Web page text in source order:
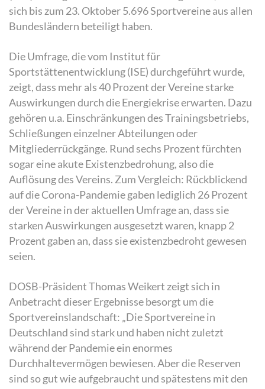
sich bis zum 23. Oktober 5.696 Sportvereine aus allen
Bundesländern beteiligt haben.
Die Umfrage, die vom Institut für
Sportstättenentwicklung (ISE) durchgeführt wurde,
zeigt, dass mehr als 40 Prozent der Vereine starke
Auswirkungen durch die Energiekrise erwarten. Dazu
gehören u.a. Einschränkungen des Trainingsbetriebs,
Schließungen einzelner Abteilungen oder
Mitgliederrückgänge. Rund sechs Prozent fürchten
sogar eine akute Existenzbedrohung, also die
Auflösung des Vereins. Zum Vergleich: Rückblickend
auf die Corona-Pandemie gaben lediglich 26 Prozent
der Vereine in der aktuellen Umfrage an, dass sie
starken Auswirkungen ausgesetzt waren, knapp 2
Prozent gaben an, dass sie existenzbedroht gewesen
seien.
DOSB-Präsident Thomas Weikert zeigt sich in
Anbetracht dieser Ergebnisse besorgt um die
Sportvereinslandschaft: „Die Sportvereine in
Deutschland sind stark und haben nicht zuletzt
während der Pandemie ein enormes
Durchhaltevermögen bewiesen. Aber die Reserven
sind so gut wie aufgebraucht und spätestens mit den